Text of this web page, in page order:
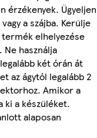
érzékenyek. Ügyeljen
a szájba. Kerülje
elhelyezése
használja
két órán át
az ágytól legalább 2
Amikor a
ki a készüléket.
alaposan